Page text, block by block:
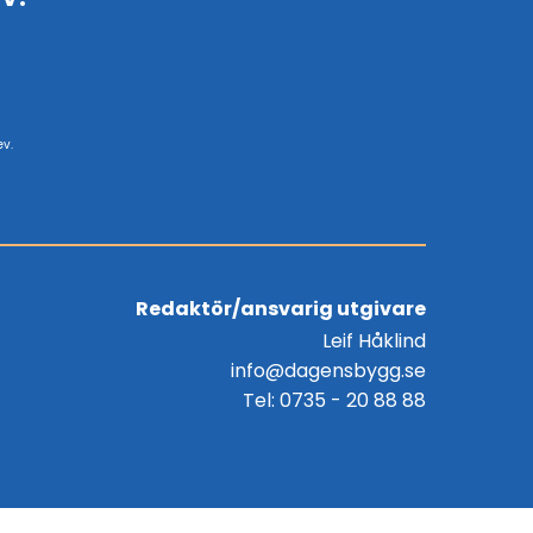
Redaktör/ansvarig utgivare
Leif Håklind
info@dagensbygg.se
Tel: 0735 - 20 88 88